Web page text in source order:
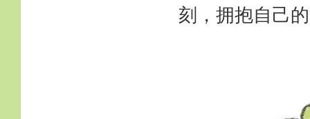
刻，拥抱自己